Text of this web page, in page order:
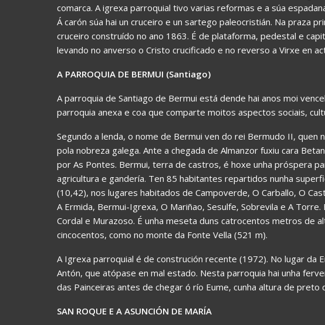
comarca. A igrexa parroquial tivo varias reformas e a súa
Á carón súa hai un cruceiro e un sartego paleocristián. Na praza
cruceiro construído no ano 1863. É de plataforma, pedestal e
levando no anverso o Cristo crucificado e no reverso a Virxe en
A PARROQUIA DE BERMUI (Santiago)
A parroquia de Santiago de Bermui está dende hai anos moi
parroquia anexa e coa que comparte moitos aspectos sociais,
Segundo a lenda, o nome de Bermui ven do rei Bermudo II, quen
pola nobreza galega. Ante a chegada de Almanzor fuxiu cara
por As Pontes. Bermui, terra de castros, é hoxe unha próspera
agricultura e gandería. Ten 85 habitantes repartidos nunha
(10,42), nos lugares habitados de Campoverde, O Carballo, O
A Ermida, Bermui-Igrexa, O Mariñao, Sesulfe, Sobrevila e A
Cordal e Murazoso. É unha meseta duns catrocentos metros de
cincocentos, como no monte da Fonte Vella (521 m).
A Igrexa parroquial é de construción recente (1972). No lugar da
Antón, que atópase en mal estado. Nesta parroquia hai unha
das Painceiras antes de chegar ó río Eume, cunha altura de
SAN ROQUE E A ASUNCIÓN DE MARÍA